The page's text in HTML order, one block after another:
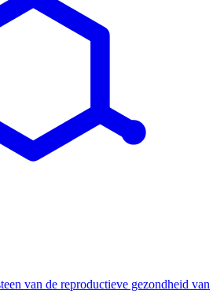
van de reproductieve gezondheid van